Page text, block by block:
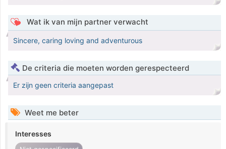
Wat ik van mijn partner verwacht
Sincere, caring loving and adventurous
De criteria die moeten worden gerespecteerd
Er zijn geen criteria aangepast
Weet me beter
Interesses